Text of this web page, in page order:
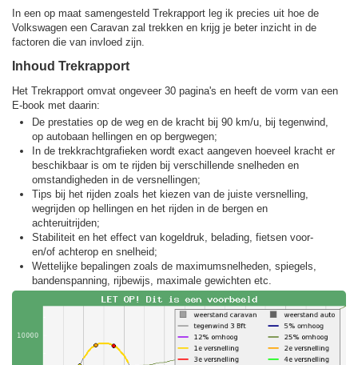
In een op maat samengesteld Trekrapport leg ik precies uit hoe de
Volkswagen een Caravan zal trekken en krijg je beter inzicht in de
factoren die van invloed zijn.
Inhoud Trekrapport
Het Trekrapport omvat ongeveer 30 pagina's en heeft de vorm van een
E-book met daarin:
De prestaties op de weg en de kracht bij 90 km/u, bij tegenwind,
op autobaan hellingen en op bergwegen;
In de trekkracht­grafieken wordt exact aangeven hoeveel kracht er
beschikbaar is om te rijden bij verschillende snelheden en
omstandigheden in de versnellingen;
Tips bij het rijden zoals het kiezen van de juiste versnelling,
wegrijden op hellingen en het rijden in de bergen en
achteruitrijden;
Stabiliteit en het effect van kogeldruk, belading, fietsen voor-
en/of achterop en snelheid;
Wettelijke bepalingen zoals de maximumsnelheden, spiegels,
bandenspanning, rijbewijs, maximale gewichten etc.